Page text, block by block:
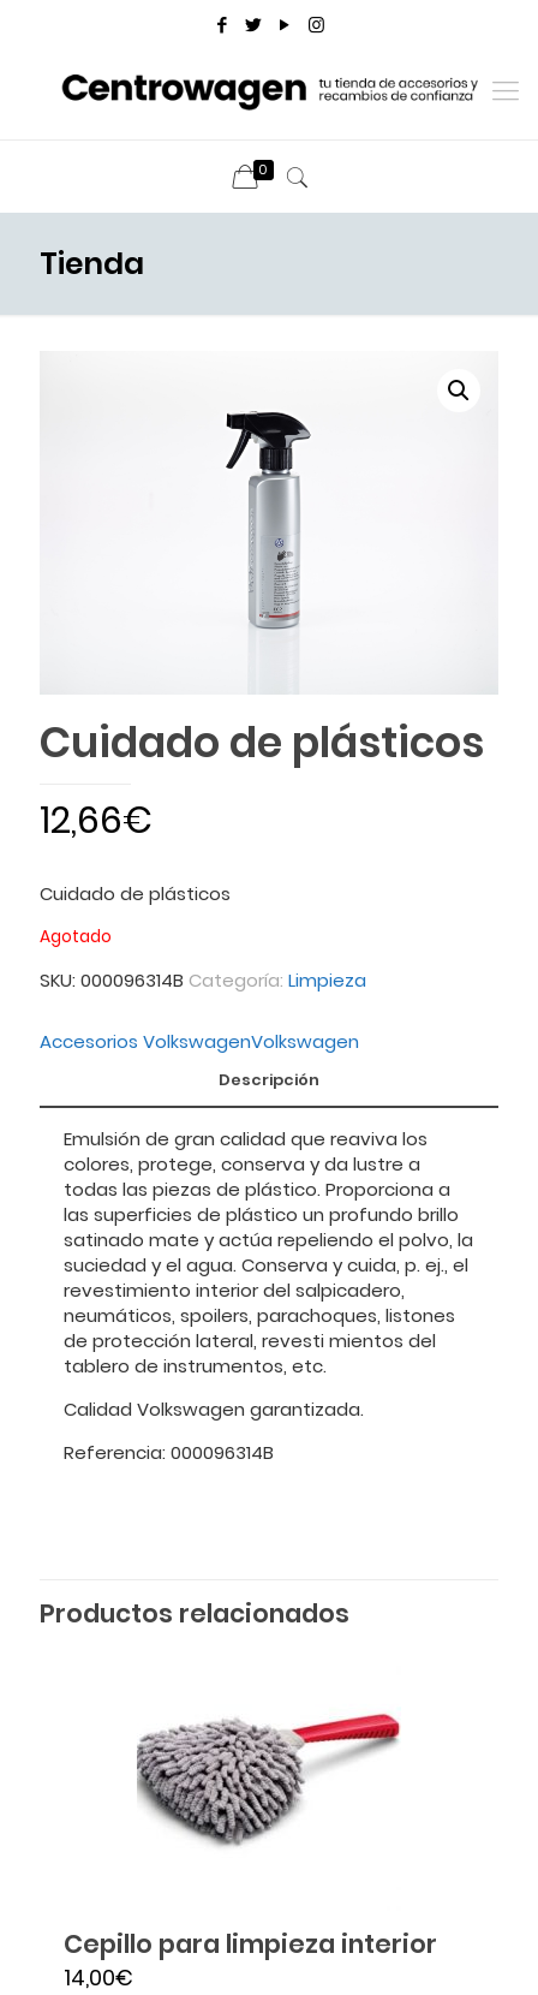
0
Tienda
Cuidado de plásticos
12,66€
Cuidado de plásticos
Agotado
SKU: 000096314B Categoría: Limpieza
Accesorios VolkswagenVolkswagen
Descripción
Emulsión de gran calidad que reaviva los
colores, protege, conserva y da lustre a
todas las piezas de plástico. Proporciona a
las superficies de plástico un profundo brillo
satinado mate y actúa repeliendo el polvo, la
suciedad y el agua. Conserva y cuida, p. ej., el
revestimiento interior del salpicadero,
neumáticos, spoilers, parachoques, listones
de protección lateral, revesti mientos del
tablero de instrumentos, etc.
Calidad Volkswagen garantizada.
Referencia: 000096314B
Productos relacionados
Cepillo para limpieza interior
14,00€